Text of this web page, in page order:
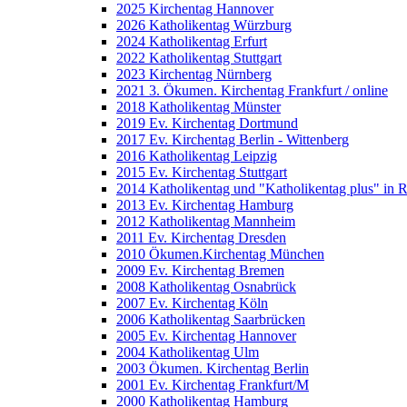
2025 Kirchentag Hannover
2026 Katholikentag Würzburg
2024 Katholikentag Erfurt
2022 Katholikentag Stuttgart
2023 Kirchentag Nürnberg
2021 3. Ökumen. Kirchentag Frankfurt / online
2018 Katholikentag Münster
2019 Ev. Kirchentag Dortmund
2017 Ev. Kirchentag Berlin - Wittenberg
2016 Katholikentag Leipzig
2015 Ev. Kirchentag Stuttgart
2014 Katholikentag und "Katholikentag plus" in
2013 Ev. Kirchentag Hamburg
2012 Katholikentag Mannheim
2011 Ev. Kirchentag Dresden
2010 Ökumen.Kirchentag München
2009 Ev. Kirchentag Bremen
2008 Katholikentag Osnabrück
2007 Ev. Kirchentag Köln
2006 Katholikentag Saarbrücken
2005 Ev. Kirchentag Hannover
2004 Katholikentag Ulm
2003 Ökumen. Kirchentag Berlin
2001 Ev. Kirchentag Frankfurt/M
2000 Katholikentag Hamburg